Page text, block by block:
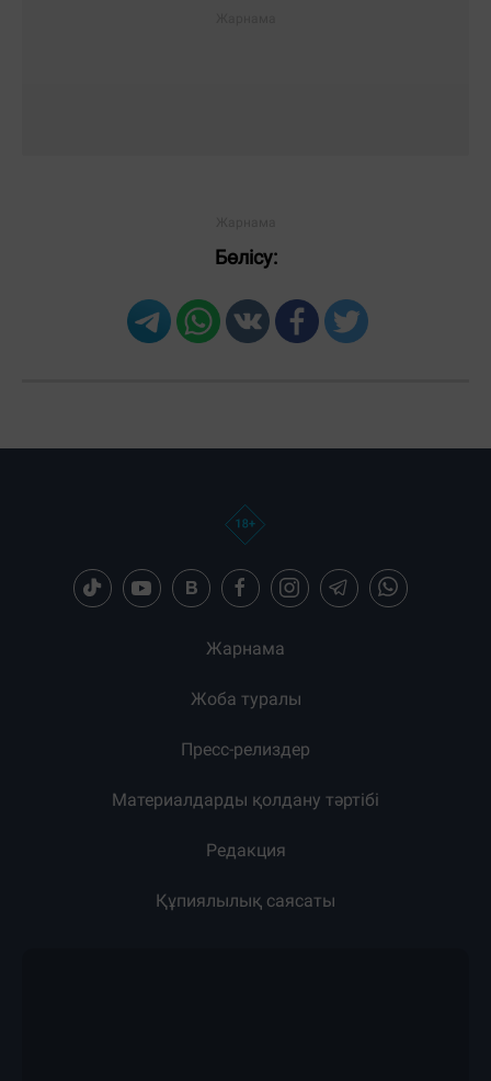
Бөлісу:
Жарнама
Жоба туралы
Пресс-релиздер
Материалдарды қолдану тәртібі
Редакция
Құпиялылық саясаты